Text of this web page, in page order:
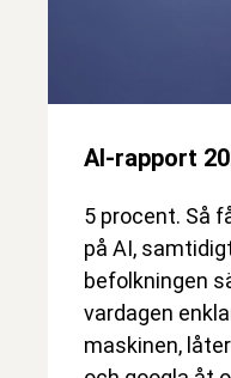
AI-rapport
5 procent. Så
på AI,
befolkningen
vardagen
maskinen,